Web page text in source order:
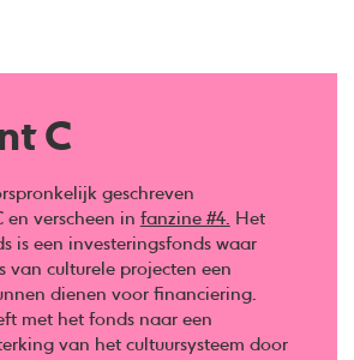
C
geschreven
en verscheen in fanzine #4. Het
is een investeringsfonds waar
van culturele projecten een
dienen voor financiering.
met het fonds naar een
van het cultuursysteem door